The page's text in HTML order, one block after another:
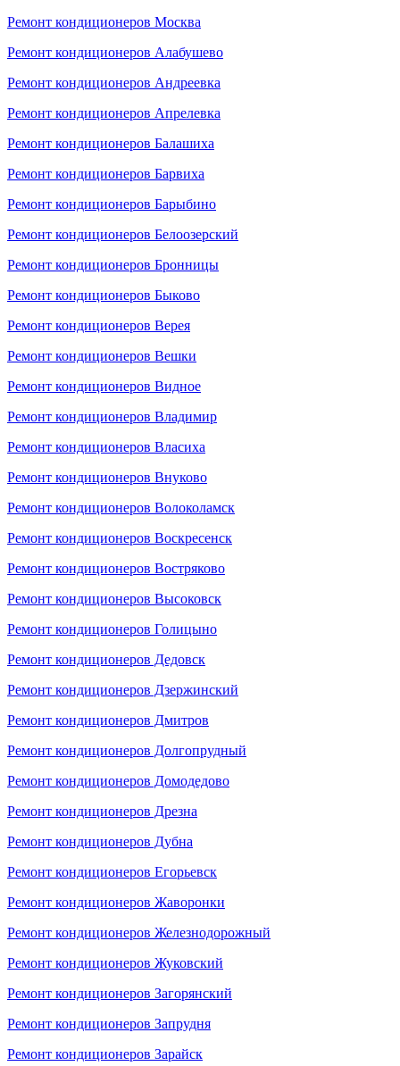
Ремонт кондиционеров Москва
Ремонт кондиционеров Алабушево
Ремонт кондиционеров Андреевка
Ремонт кондиционеров Апрелевка
Ремонт кондиционеров Балашиха
Ремонт кондиционеров Барвиха
Ремонт кондиционеров Барыбино
Ремонт кондиционеров Белоозерский
Ремонт кондиционеров Бронницы
Ремонт кондиционеров Быково
Ремонт кондиционеров Верея
Ремонт кондиционеров Вешки
Ремонт кондиционеров Видное
Ремонт кондиционеров Владимир
Ремонт кондиционеров Власиха
Ремонт кондиционеров Внуково
Ремонт кондиционеров Волоколамск
Ремонт кондиционеров Воскресенск
Ремонт кондиционеров Востряково
Ремонт кондиционеров Высоковск
Ремонт кондиционеров Голицыно
Ремонт кондиционеров Дедовск
Ремонт кондиционеров Дзержинский
Ремонт кондиционеров Дмитров
Ремонт кондиционеров Долгопрудный
Ремонт кондиционеров Домодедово
Ремонт кондиционеров Дрезна
Ремонт кондиционеров Дубна
Ремонт кондиционеров Егорьевск
Ремонт кондиционеров Жаворонки
Ремонт кондиционеров Железнодорожный
Ремонт кондиционеров Жуковский
Ремонт кондиционеров Загорянский
Ремонт кондиционеров Запрудня
Ремонт кондиционеров Зарайск